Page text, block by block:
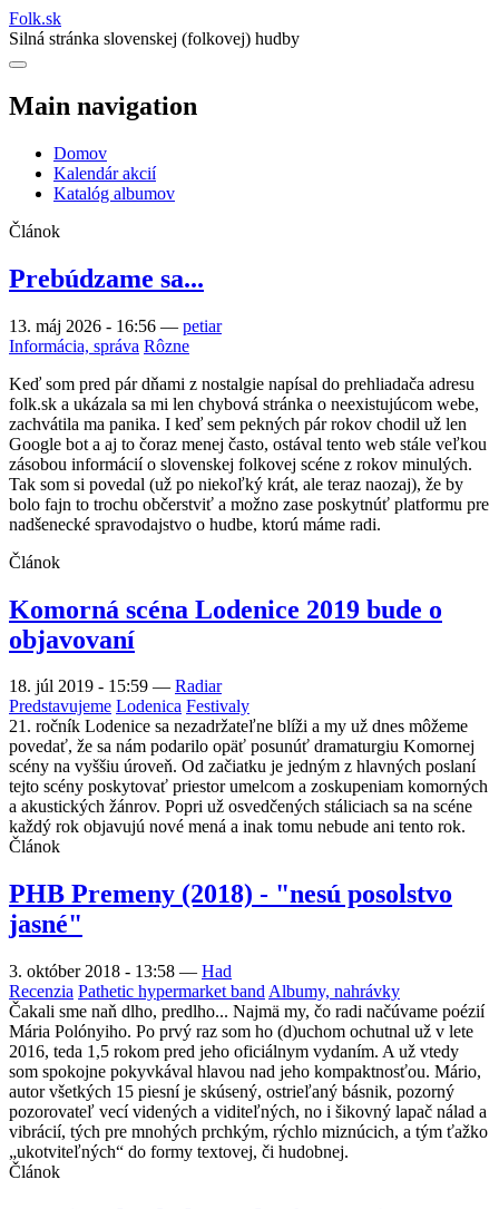
Folk.sk
Silná stránka slovenskej (folkovej) hudby
Main navigation
Domov
Kalendár akcií
Katalóg albumov
Článok
Prebúdzame sa...
13. máj 2026 - 16:56 — petiar
Informácia, správa Rôzne
Keď som pred pár dňami z nostalgie napísal do prehliadača adresu
folk.sk a ukázala sa mi len chybová stránka o neexistujúcom webe,
zachvátila ma panika. I keď sem pekných pár rokov chodil už len
Google bot a aj to čoraz menej často, ostával tento web stále veľkou
zásobou informácií o slovenskej folkovej scéne z rokov minulých.
Tak som si povedal (už po niekoľký krát, ale teraz naozaj), že by
bolo fajn to trochu občerstviť a možno zase poskytnúť platformu pre
nadšenecké spravodajstvo o hudbe, ktorú máme radi.
Článok
Komorná scéna Lodenice 2019 bude o
objavovaní
18. júl 2019 - 15:59 — Radiar
Predstavujeme Lodenica Festivaly
21. ročník Lodenice sa nezadržateľne blíži a my už dnes môžeme
povedať, že sa nám podarilo opäť posunúť dramaturgiu Komornej
scény na vyššiu úroveň. Od začiatku je jedným z hlavných poslaní
tejto scény poskytovať priestor umelcom a zoskupeniam komorných
a akustických žánrov. Popri už osvedčených stáliciach sa na scéne
každý rok objavujú nové mená a inak tomu nebude ani tento rok.
Článok
PHB Premeny (2018) - "nesú posolstvo
jasné"
3. október 2018 - 13:58 — Had
Recenzia Pathetic hypermarket band Albumy, nahrávky
Čakali sme naň dlho, predlho... Najmä my, čo radi načúvame poézií
Mária Polónyiho. Po prvý raz som ho (d)uchom ochutnal už v lete
2016, teda 1,5 rokom pred jeho oficiálnym vydaním. A už vtedy
som spokojne pokyvkával hlavou nad jeho kompaktnosťou. Mário,
autor všetkých 15 piesní je skúsený, ostrieľaný básnik, pozorný
pozorovateľ vecí videných a viditeľných, no i šikovný lapač nálad a
vibrácií, tých pre mnohých prchkým, rýchlo miznúcich, a tým ťažko
„ukotviteľných“ do formy textovej, či hudobnej.
Článok